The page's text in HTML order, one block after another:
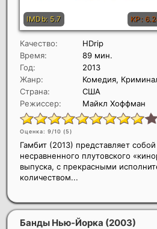
Качество:
HDrip
Время:
89 мин.
Год:
2013
Жанр:
Комедия,
Страна:
США
Режиссер:
Майкл Хоффман
Оценка: 9/10 (5)
Гамбит (2013) представляет
несравненного плутовского
выпуска, с прекрасными
количеством...
Банды Нью-Йорка (2003)